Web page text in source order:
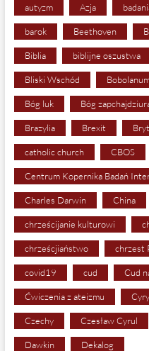
autyzm Azja
barok Beethoven
Biblia biblijne oszustwa
Bliski Wschód
Bóg luk Bóg
Brazylia Brexit
catholic church CBOS
Centrum Kopernika Badań
Charles Darwin China
chrześcijanie kulturowi
chrześcjiaństwo chrzest
covid19 cud Cud
Ćwiczenia z ateizmu
Czechy Czesław Cyrul
Dawkin Dekalog